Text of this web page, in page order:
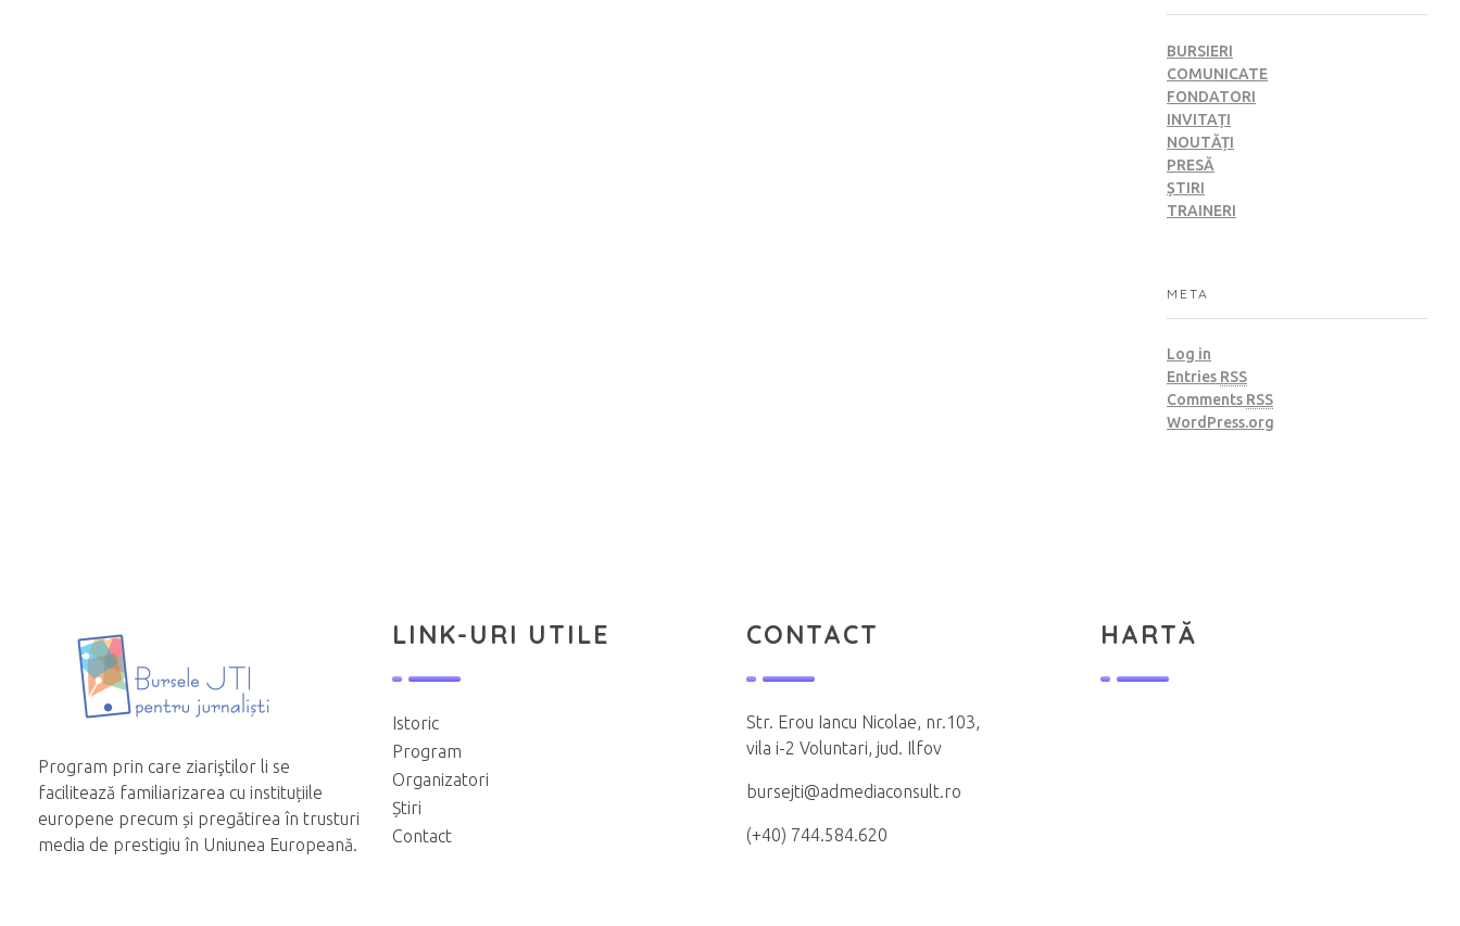
BURSIERI
COMUNICATE
FONDATORI
INVITAȚI
NOUTĂȚI
PRESĂ
ȘTIRI
TRAINERI
META
Log in
Entries RSS
Comments RSS
WordPress.org
Program prin care ziariştilor li se
facilitează familiarizarea cu instituțiile
europene precum și pregătirea în trusturi
media de prestigiu în Uniunea Europeană.
LINK-URI UTILE
Istoric
Program
Organizatori
Știri
Contact
CONTACT
Str. Erou Iancu Nicolae, nr.103,
vila i-2 Voluntari, jud. Ilfov
bursejti@admediaconsult.ro
(+40) 744.584.620
HARTĂ